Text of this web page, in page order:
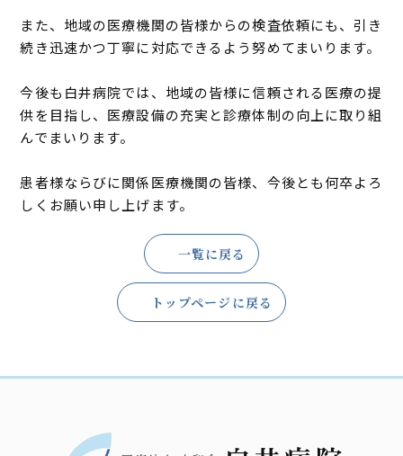
また、地域の医療機関の皆様からの検査依頼にも、引き
続き迅速かつ丁寧に対応できるよう努めてまいります。
今後も白井病院では、地域の皆様に信頼される医療の提
供を目指し、医療設備の充実と診療体制の向上に取り組
んでまいります。
患者様ならびに関係医療機関の皆様、今後とも何卒よろ
しくお願い申し上げます。
一覧に戻る
トップページに戻る